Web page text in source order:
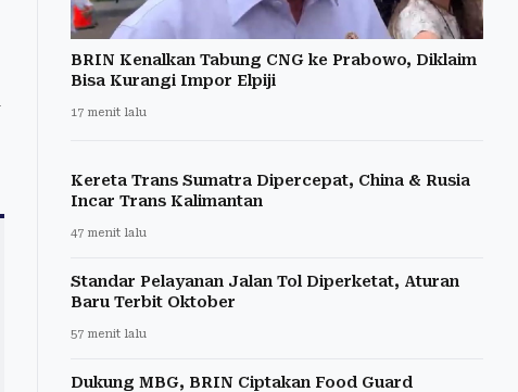
BRIN Kenalkan Tabung CNG ke Prabowo, Diklaim
Bisa Kurangi Impor Elpiji
17 menit lalu
Kereta Trans Sumatra Dipercepat, China & Rusia
Incar Trans Kalimantan
47 menit lalu
Standar Pelayanan Jalan Tol Diperketat, Aturan
Baru Terbit Oktober
57 menit lalu
Dukung MBG, BRIN Ciptakan Food Guard